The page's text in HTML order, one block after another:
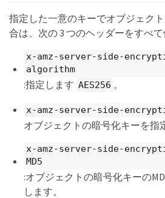
指定した一意のキーでオブジェク
合は、次の 3 つのヘッダーをすべて
x-amz-server-side-
algorithm
:指定します AES256 。
x-amz-server-side-
オブジェクトの暗号化キーを指
x-amz-server-side-
MD5
:オブジェクトの暗号化キーの
します。